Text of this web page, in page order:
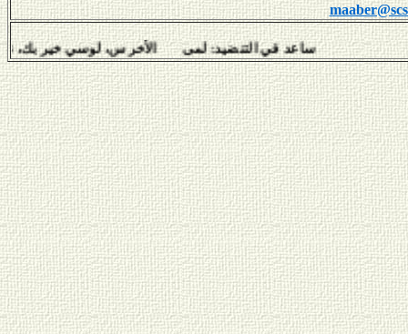
ساعد في التنضيد: لمى الأخرس، لوسي خير بك، نبيل